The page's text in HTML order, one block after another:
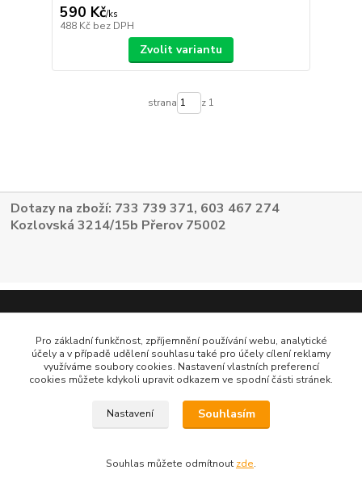
590 Kč/ks
488 Kč bez DPH
Zvolit variantu
strana z 1
Dotazy na zboží: 733 739 371, 603 467 274
Kozlovská 3214/15b Přerov 75002
Pro základní funkčnost, zpříjemnění používání webu, analytické
účely a v případě udělení souhlasu také pro účely cílení reklamy
využíváme soubory cookies. Nastavení vlastních preferencí
cookies můžete kdykoli upravit odkazem ve spodní části stránek.
Nastavení Souhlasím
Souhlas můžete odmítnout zde.